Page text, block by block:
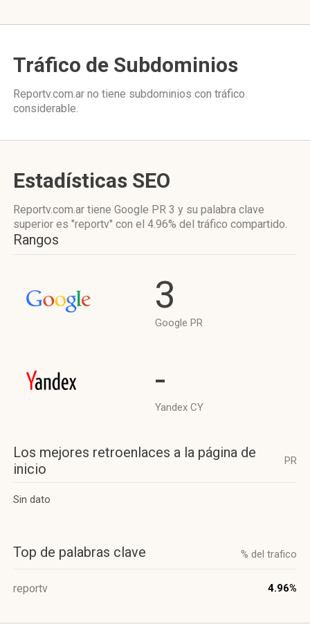
Tráfico de Subdominios
Reportv.com.ar no tiene subdominios con tráfico
considerable.
Estadísticas SEO
Reportv.com.ar tiene Google PR 3 y su palabra clave
superior es "reportv" con el 4.96% del tráfico compartido.
Rangos
3
Google PR
-
Yandex CY
Los mejores retroenlaces a la página de
inicio
PR
Sin dato
Top de palabras clave % del trafico
reportv 4.96%